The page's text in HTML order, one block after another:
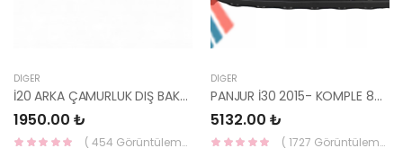
DIĞER
İ20 ARKA ÇAMURLUK DIŞ BAKALİTİ SOL 2015- ( PARLAK SİYAH ) 87360-C8000-YS
1950.00 ₺
( 454 Görüntüleme )
DIĞER
PANJUR İ30 2015- KOMPLE 86350-A6800-YS
5132.00 ₺
( 1727 Görüntüleme )